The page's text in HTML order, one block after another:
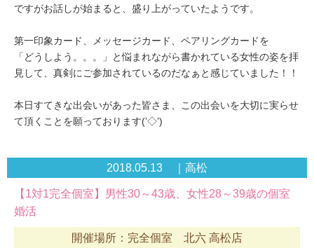
ですがお話しが始まると、盛り上がっていたようです。
第一印象カード、メッセージカード、ペアリングカードを
「どうしよう。。。」と悩まれながら書かれている女性の姿を拝
見して、真剣にご参加されているのだなぁと感じていました！！
本日すてきな出会いがあった皆さま、この出会いを大切に実らせ
て頂くことを願っております(’◇’)ゞ
2018.05.13 ｜高松
【1対1完全個室】男性30～43歳、女性28～39歳の個室
婚活
開催場所：完全個室 北六 高松店